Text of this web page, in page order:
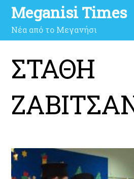
Meganisi Times
Νέα από το Μεγανήσι
ΣΤΑΘΗ